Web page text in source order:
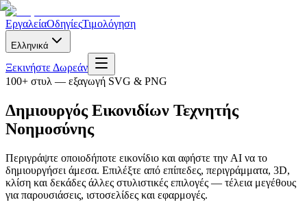
ΕργαλείαΟδηγίεςΤιμολόγηση
Ελληνικά
Ξεκινήστε Δωρεάν
100+ στυλ — εξαγωγή SVG & PNG
Δημιουργός Εικονιδίων Τεχνητής
Νοημοσύνης
Περιγράψτε οποιοδήποτε εικονίδιο και αφήστε την AI να το
δημιουργήσει άμεσα. Επιλέξτε από επίπεδες, περιγράμματα, 3D,
κλίση και δεκάδες άλλες στυλιστικές επιλογές — τέλεια μεγέθους
για παρουσιάσεις, ιστοσελίδες και εφαρμογές.